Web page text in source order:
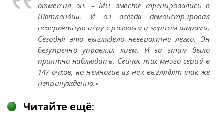
отметил он. – Мы вместе тренировались в
Шотландии. И он всегда демонстрировал
невероятную игру с розовым и черным шарами.
Сегодня это выглядело невероятно легко. Он
безупречно управлял кием. И за этим было
приятно наблюдать. Сейчас так много серий в
147 очков, но немногие из них выглядят так же
непринужденно.»
Читайте ещё: